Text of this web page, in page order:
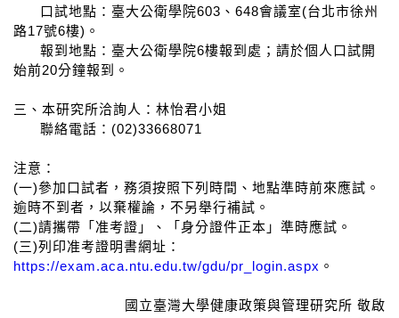
口試地點：臺大公衛學院603、648會議室(台北市徐州
路17號6樓)。
報到地點：臺大公衛學院6樓報到處；請於個人口試開
始前20分鐘報到。
三、本研究所洽詢人：林怡君小姐
聯絡電話：(02)33668071
注意：
(一)參加口試者，務須按照下列時間、地點準時前來應試。
逾時不到者，以棄權論，不另舉行補試。
(二)請攜帶「准考證」、「身分證件正本」準時應試。
(三)列印准考證明書網址：
https://exam.aca.ntu.edu.tw/gdu/pr_login.aspx 。
國立臺灣大學健康政策與管理研究所 敬啟